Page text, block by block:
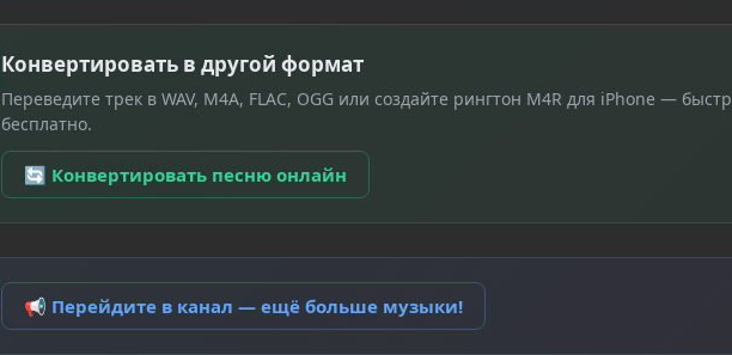
Конвертировать в другой формат
Переведите трек в WAV, M4A, FLAC, OGG или создайте рингтон M4R для iPhone —
бесплатно.
🔄 Конвертировать песню онлайн
📢 Перейдите в канал — ещё больше музыки!